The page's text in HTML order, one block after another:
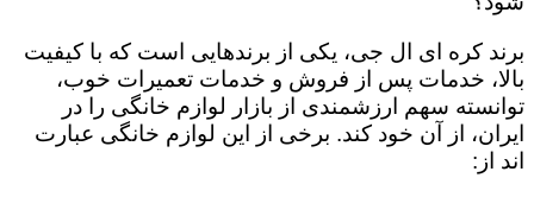
برند کره ای ال جی، یکی از برندهایی است که با کیفیت
بالا، خدمات پس از فروش و خدمات تعمیرات خوب،
توانسته سهم ارزشمندی از بازار لوازم خانگی را در
ایران، از آن خود کند. برخی از این لوازم خانگی عبارت
اند از: